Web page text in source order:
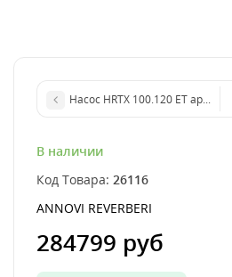
Насос HRTX 100.120 ET арт.
В наличии
Код Товара: 26116
ANNOVI REVERBERI
284799 руб